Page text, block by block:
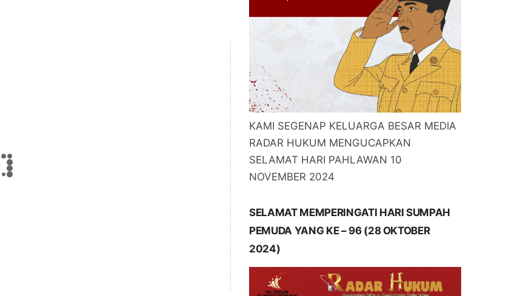
KAMI SEGENAP KELUARGA BESAR MEDIA
RADAR HUKUM MENGUCAPKAN
SELAMAT HARI PAHLAWAN 10
NOVEMBER 2024
SELAMAT MEMPERINGATI HARI SUMPAH
PEMUDA YANG KE – 96 (28 OKTOBER
2024)